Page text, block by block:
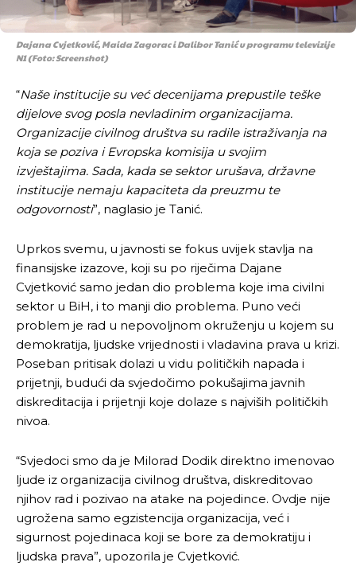
Pusti priču da živi!
Pusti priču da živi!
Dajana Cvjetković, Maida Zagorac i Dalibor Tanić u programu televizije
N1 (Foto: Screenshot)
“Naše institucije su već decenijama prepustile teške
dijelove svog posla nevladinim organizacijama.
Organizacije civilnog društva su radile istraživanja na
koja se poziva i Evropska komisija u svojim
izvještajima. Sada, kada se sektor urušava, državne
institucije nemaju kapaciteta da preuzmu te
odgovornosti”, naglasio je Tanić.
Uprkos svemu, u javnosti se fokus uvijek stavlja na
finansijske izazove, koji su po riječima Dajane
Cvjetković samo jedan dio problema koje ima civilni
sektor u BiH, i to manji dio problema. Puno veći
problem je rad u nepovoljnom okruženju u kojem su
demokratija, ljudske vrijednosti i vladavina prava u krizi.
Poseban pritisak dolazi u vidu političkih napada i
prijetnji, budući da svjedočimo pokušajima javnih
diskreditacija i prijetnji koje dolaze s najviših političkih
nivoa.
“Svjedoci smo da je Milorad Dodik direktno imenovao
ljude iz organizacija civilnog društva, diskreditovao
njihov rad i pozivao na atake na pojedince. Ovdje nije
ugrožena samo egzistencija organizacija, već i
sigurnost pojedinaca koji se bore za demokratiju i
ljudska prava”, upozorila je Cvjetković.